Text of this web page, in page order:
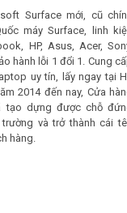
Surface mới, cũ
máy Surface, linh
HP, Asus, Acer,
hành lỗi 1 đổi 1. Cung
uy tín, lấy ngay tại
2014 đến nay, Cửa
tạo dựng được chỗ
và trở thành cái
hàng.